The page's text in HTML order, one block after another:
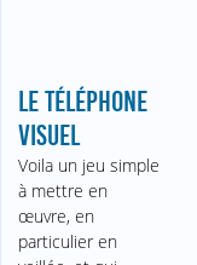
LE TÉLÉPHONE
VISUEL
Voila un jeu simple
à mettre en
œuvre, en
particulier en